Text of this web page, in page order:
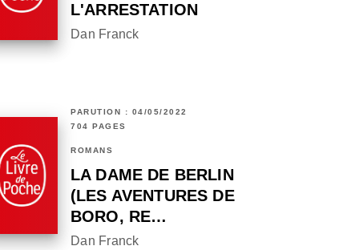
L'ARRESTATION
Dan Franck
PARUTION : 04/05/2022
704 PAGES
ROMANS
LA DAME DE BERLIN
(LES AVENTURES DE
BORO, RE…
Dan Franck